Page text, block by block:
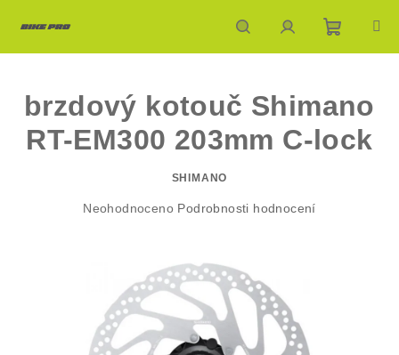
HledatPřihlášeníNákupní
košík
brzdový kotouč Shimano
RT-EM300 203mm C-lock
SHIMANO
Průměrné
hvězdiček.
Neohodnoceno Podrobnosti hodnocení